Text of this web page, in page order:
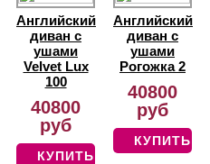
Английский
диван с
ушами
Velvet Lux
100
40800
руб
КУПИТЬ
Английский
диван с
ушами
Рогожка 2
40800
руб
КУПИТЬ